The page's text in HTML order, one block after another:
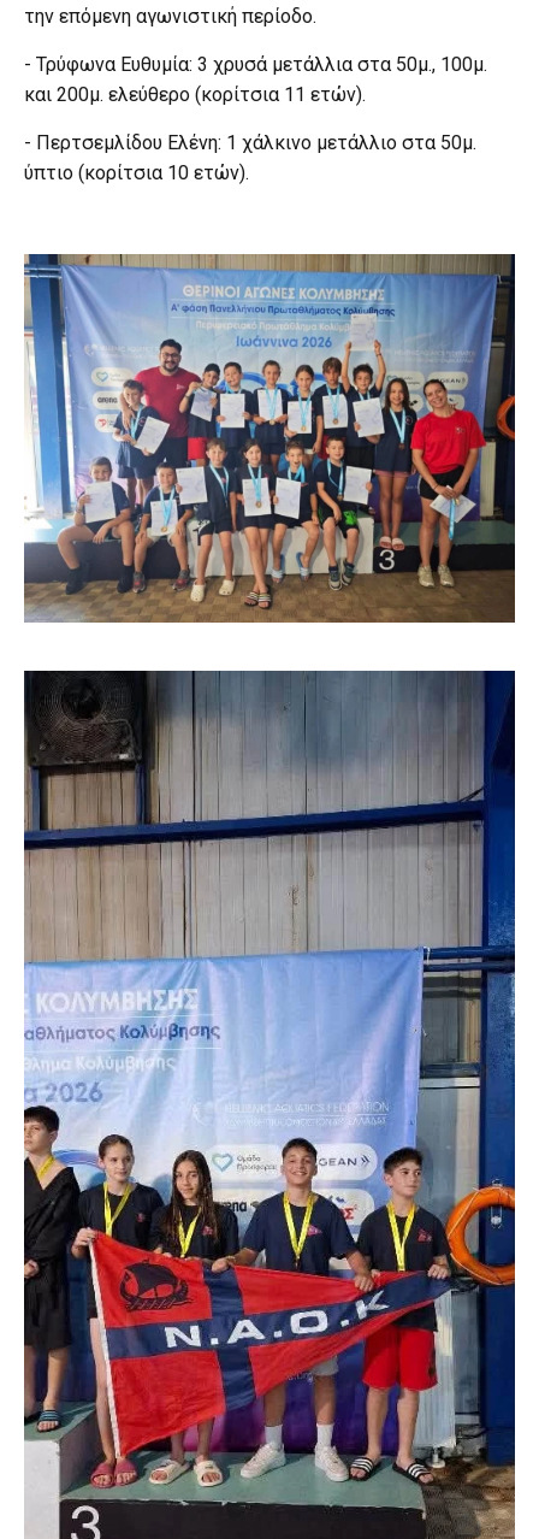
την επόμενη αγωνιστική περίοδο.
- Τρύφωνα Ευθυμία: 3 χρυσά μετάλλια στα 50μ., 100μ.
και 200μ. ελεύθερο (κορίτσια 11 ετών).
- Περτσεμλίδου Ελένη: 1 χάλκινο μετάλλιο στα 50μ.
ύπτιο (κορίτσια 10 ετών).